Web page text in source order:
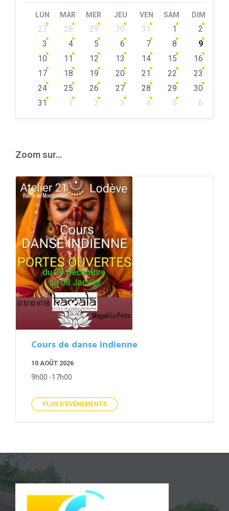
LUN MAR MER JEU VEN SAM DIM
Skip
calendar
27 28 29 30 31 1
2
3
4 5 6 7 8
9
10
11 12 13 14 15
16
17
18 19 20 21 22
23
24
25 26 27 28 29
30
31
1 2 3 4 5
6
Zoom sur…
Cours de danse indienne
10 AOÛT 2026
9h00 -17h00
PLUS D'ÉVÉNEMENTS